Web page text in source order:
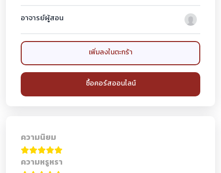
อาจารย์ผู้สอน
เพิ่มลงในตะกร้า
ซื้อคอร์สออนไลน์
ความนิยม
ความหรูหรา